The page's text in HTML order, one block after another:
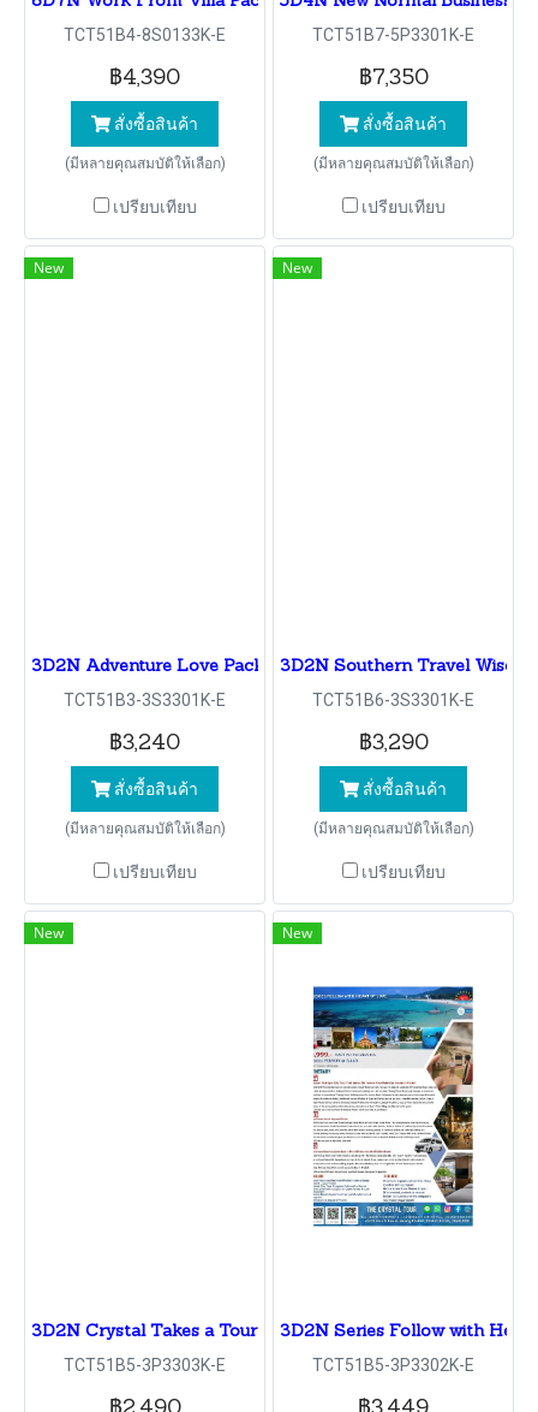
TCT51B4-8S0133K-E
฿4,390
สั่งซื้อสินค้า
(มีหลายคุณสมบัติให้เลือก)
เปรียบเทียบ
TCT51B7-5P3301K-E
฿7,350
สั่งซื้อสินค้า
(มีหลายคุณสมบัติให้เลือก)
เปรียบเทียบ
New
3D2N Adventure Love Package
TCT51B3-3S3301K-E
฿3,240
สั่งซื้อสินค้า
(มีหลายคุณสมบัติให้เลือก)
เปรียบเทียบ
New
3D2N Southern Travel
TCT51B6-3S3301K-E
฿3,290
สั่งซื้อสินค้า
(มีหลายคุณสมบัติให้เลือก)
เปรียบเทียบ
New
3D2N Crystal Takes a Tour of Phuket Vegetarian Festival
TCT51B5-3P3303K-E
New
3D2N Series Follow with
TCT51B5-3P3302K-E